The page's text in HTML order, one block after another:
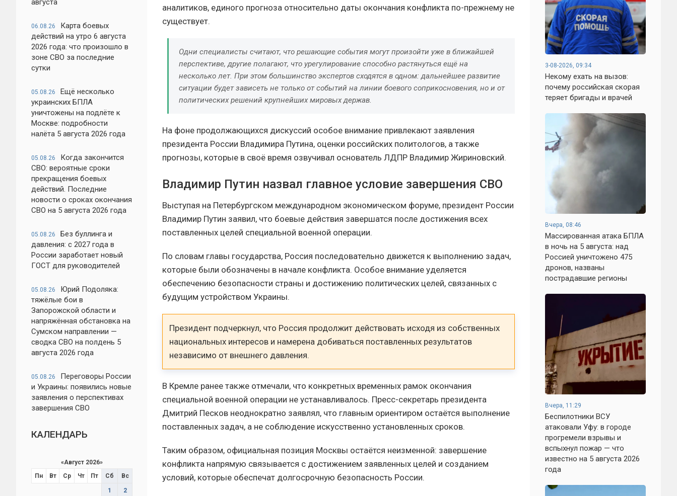
августа
06.08.26
Карта боевых
действий на утро 6 августа
2026 года: что произошло в
зоне СВО за последние
сутки
05.08.26
Ещё несколько
украинских БПЛА
уничтожены на подлёте к
Москве: подробности
налёта 5 августа 2026 года
05.08.26
Когда закончится
СВО: вероятные сроки
прекращения боевых
действий. Последние
новости о сроках окончания
СВО на 5 августа 2026 года
05.08.26
Без буллинга и
давления: с 2027 года в
России заработает новый
ГОСТ для руководителей
05.08.26
Юрий Подоляка:
тяжёлые бои в
Запорожской области и
напряжённая обстановка на
Сумском направлении —
сводка СВО на полдень 5
августа 2026 года
05.08.26
Переговоры России
и Украины: появились новые
заявления о перспективах
завершения СВО
КАЛЕНДАРЬ
«Август 2026»
Пн
Вт Ср Чт Пт Сб Вс
1 2
аналитиков, единого прогноза относительно даты окончания конфликта по-прежнему не
существует.
Одни специалисты считают, что решающие события могут произойти уже в ближайшей
перспективе, другие полагают, что урегулирование способно растянуться ещё на
несколько лет. При этом большинство экспертов сходятся в одном: дальнейшее развитие
ситуации будет зависеть не только от событий на линии боевого соприкосновения, но и от
политических решений крупнейших мировых держав.
На фоне продолжающихся дискуссий особое внимание привлекают заявления
президента России Владимира Путина, оценки российских политологов, а также
прогнозы, которые в своё время озвучивал основатель ЛДПР Владимир Жириновский.
Владимир Путин назвал главное условие завершения СВО
Выступая на Петербургском международном экономическом форуме, президент России
Владимир Путин заявил, что боевые действия завершатся после достижения всех
поставленных целей специальной военной операции.
По словам главы государства, Россия последовательно движется к выполнению задач,
которые были обозначены в начале конфликта. Особое внимание уделяется
обеспечению безопасности страны и достижению политических целей, связанных с
будущим устройством Украины.
Президент подчеркнул, что Россия продолжит действовать исходя из собственных
национальных интересов и намерена добиваться поставленных результатов
независимо от внешнего давления.
В Кремле ранее также отмечали, что конкретных временных рамок окончания
специальной военной операции не устанавливалось. Пресс-секретарь президента
Дмитрий Песков неоднократно заявлял, что главным ориентиром остаётся выполнение
поставленных задач, а не соблюдение искусственно установленных сроков.
Таким образом, официальная позиция Москвы остаётся неизменной: завершение
конфликта напрямую связывается с достижением заявленных целей и созданием
условий, которые обеспечат долгосрочную безопасность России.
3-08-2026, 09:34
Некому ехать на вызов:
почему российская скорая
теряет бригады и врачей
Вчера, 08:46
Массированная атака БПЛА
в ночь на 5 августа: над
Россией уничтожено 475
дронов, названы
пострадавшие регионы
Вчера, 11:29
Беспилотники ВСУ
атаковали Уфу: в городе
прогремели взрывы и
вспыхнул пожар — что
известно на 5 августа 2026
года